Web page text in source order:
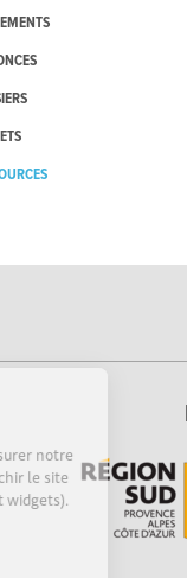
pour mesurer notre
pour enrichir le site
et widgets).